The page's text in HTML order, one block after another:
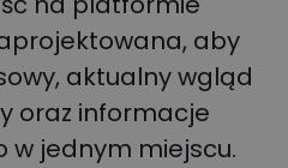
aby
aktualny wgląd
oraz informacje
w jednym miejscu.